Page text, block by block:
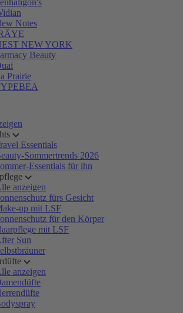
Notes
NEW YORK
Beauty
Prairie
Essentials
Sommertrends 2026
Essentials für ihn
anzeigen
fürs Gesicht
up mit LSF
für den Körper
mit LSF
Sun
anzeigen